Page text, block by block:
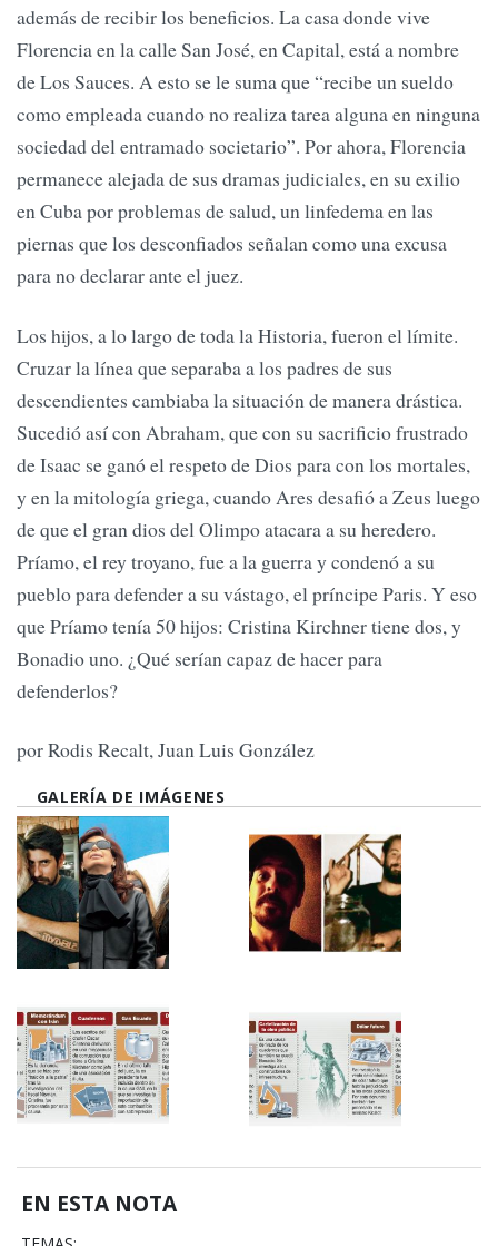
además de recibir los beneficios. La casa donde vive
Florencia en la calle San José, en Capital, está a nombre
de Los Sauces. A esto se le suma que “recibe un sueldo
como empleada cuando no realiza tarea alguna en ninguna
sociedad del entramado societario”. Por ahora, Florencia
permanece alejada de sus dramas judiciales, en su exilio
en Cuba por problemas de salud, un linfedema en las
piernas que los desconfiados señalan como una excusa
para no declarar ante el juez.
Los hijos, a lo largo de toda la Historia, fueron el límite.
Cruzar la línea que separaba a los padres de sus
descendientes cambiaba la situación de manera drástica.
Sucedió así con Abraham, que con su sacrificio frustrado
de Isaac se ganó el respeto de Dios para con los mortales,
y en la mitología griega, cuando Ares desafió a Zeus luego
de que el gran dios del Olimpo atacara a su heredero.
Príamo, el rey troyano, fue a la guerra y condenó a su
pueblo para defender a su vástago, el príncipe Paris. Y eso
que Príamo tenía 50 hijos: Cristina Kirchner tiene dos, y
Bonadio uno. ¿Qué serían capaz de hacer para
defenderlos?
por Rodis Recalt, Juan Luis González
GALERÍA DE IMÁGENES
EN ESTA NOTA